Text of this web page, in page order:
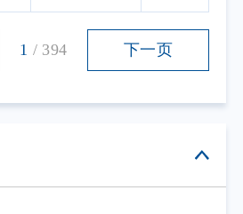
1 / 394 下一页